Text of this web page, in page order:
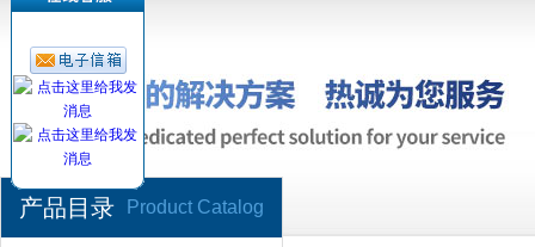
产品目录 Product Catalog